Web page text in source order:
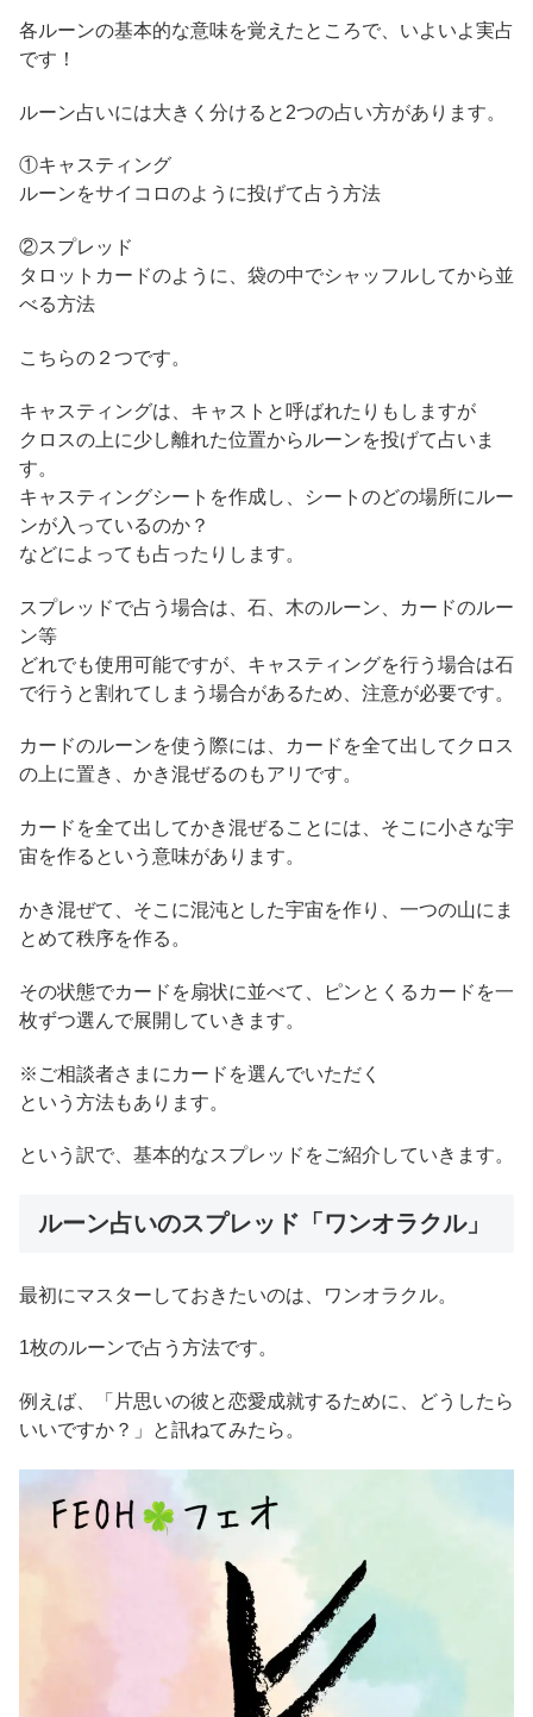
各ルーンの基本的な意味を覚えたところで、いよいよ実占
です！
ルーン占いには大きく分けると2つの占い方があります。
①キャスティング
ルーンをサイコロのように投げて占う方法
②スプレッド
タロットカードのように、袋の中でシャッフルしてから並
べる方法
こちらの２つです。
キャスティングは、キャストと呼ばれたりもしますが
クロスの上に少し離れた位置からルーンを投げて占いま
す。
キャスティングシートを作成し、シートのどの場所にルー
ンが入っているのか？
などによっても占ったりします。
スプレッドで占う場合は、石、木のルーン、カードのルー
ン等
どれでも使用可能ですが、キャスティングを行う場合は石
で行うと割れてしまう場合があるため、注意が必要です。
カードのルーンを使う際には、カードを全て出してクロス
の上に置き、かき混ぜるのもアリです。
カードを全て出してかき混ぜることには、そこに小さな宇
宙を作るという意味があります。
かき混ぜて、そこに混沌とした宇宙を作り、一つの山にま
とめて秩序を作る。
その状態でカードを扇状に並べて、ピンとくるカードを一
枚ずつ選んで展開していきます。
※ご相談者さまにカードを選んでいただく
という方法もあります。
という訳で、基本的なスプレッドをご紹介していきます。
ルーン占いのスプレッド「ワンオラクル」
最初にマスターしておきたいのは、ワンオラクル。
1枚のルーンで占う方法です。
例えば、「片思いの彼と恋愛成就するために、どうしたら
いいですか？」と訊ねてみたら。